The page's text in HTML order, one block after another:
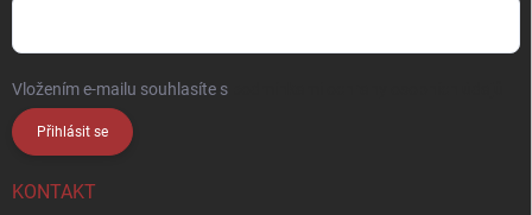
Vložením e-mailu souhlasíte s
Přihlásit se
KONTAKT